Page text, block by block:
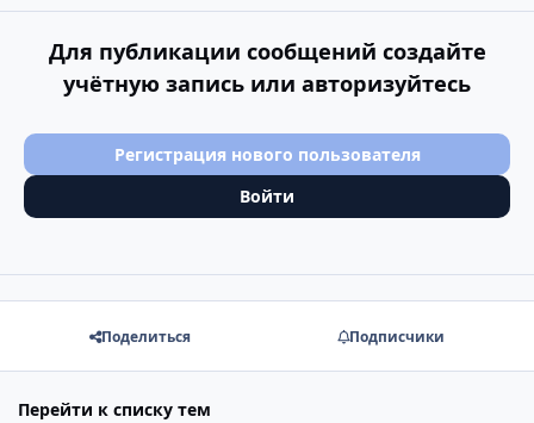
Для публикации сообщений создайте
учётную запись или авторизуйтесь
Регистрация нового пользователя
Войти
Поделиться Подписчики
Перейти к списку тем